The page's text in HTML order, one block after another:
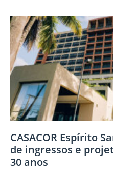
CASACOR Espírito
de ingressos e
30 anos